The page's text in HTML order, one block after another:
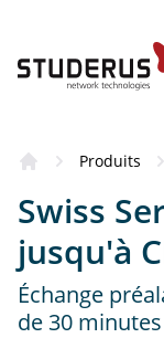
Produits
Swiss
jusqu'à
Échange
de 30